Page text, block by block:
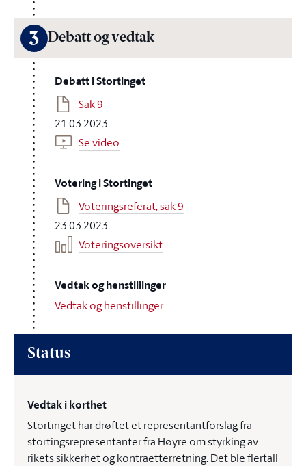
3 Debatt og vedtak
Debatt i Stortinget
Sak 9
21.03.2023
Se video
Votering i Stortinget
Voteringsreferat, sak 9
23.03.2023
Voteringsoversikt
Vedtak og henstillinger
Vedtak og henstillinger
Status
Vedtak i korthet
Stortinget har drøftet et representantforslag fra
stortingsrepresentanter fra Høyre om styrking av
rikets sikkerhet og kontraetterretning. Det ble flertall